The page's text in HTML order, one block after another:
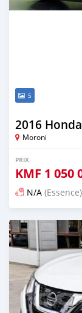
5
2016
Moroni
PRIX
KMF 1 050
N/A (Essence)
Publié il y a 3